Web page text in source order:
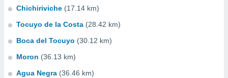
Chichiriviche (17.14 km)
Tocuyo de la Costa (28.42 km)
Boca del Tocuyo (30.12 km)
Moron (36.13 km)
Agua Negra (36.46 km)